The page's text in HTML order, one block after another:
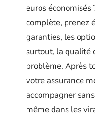
euros économisés
complète, prenez
garanties, les
surtout, la qualité
problème. Après
votre assurance
accompagner
même dans les